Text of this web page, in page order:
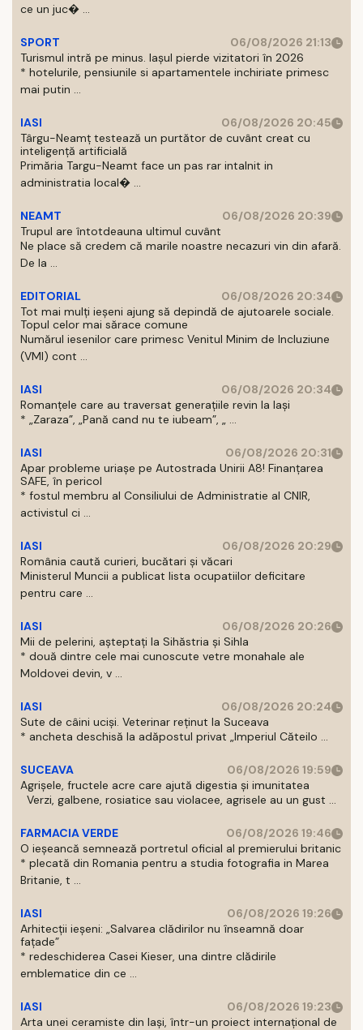
ce un juc� ...
SPORT
06/08/2026 21:13
Turismul intră pe minus. Iașul pierde vizitatori în 2026
* hotelurile, pensiunile si apartamentele inchiriate primesc
mai putin ...
IASI
06/08/2026 20:45
Târgu-Neamț testează un purtător de cuvânt creat cu
inteligență artificială
Primăria Targu-Neamt face un pas rar intalnit in
administratia local� ...
NEAMT
06/08/2026 20:39
Trupul are întotdeauna ultimul cuvânt
Ne place să credem că marile noastre necazuri vin din afară.
De la ...
EDITORIAL
06/08/2026 20:34
Tot mai mulți ieșeni ajung să depindă de ajutoarele sociale.
Topul celor mai sărace comune
Numărul iesenilor care primesc Venitul Minim de Incluziune
(VMI) cont ...
IASI
06/08/2026 20:34
Romanțele care au traversat generațiile revin la Iași
* „Zaraza”, „Pană cand nu te iubeam”, „ ...
IASI
06/08/2026 20:31
Apar probleme uriașe pe Autostrada Unirii A8! Finanțarea
SAFE, în pericol
* fostul membru al Consiliului de Administratie al CNIR,
activistul ci ...
IASI
06/08/2026 20:29
România caută curieri, bucătari și văcari
Ministerul Muncii a publicat lista ocupatiilor deficitare
pentru care ...
IASI
06/08/2026 20:26
Mii de pelerini, așteptați la Sihăstria și Sihla
* două dintre cele mai cunoscute vetre monahale ale
Moldovei devin, v ...
IASI
06/08/2026 20:24
Sute de câini uciși. Veterinar reținut la Suceava
* ancheta deschisă la adăpostul privat „Imperiul Căteilo ...
SUCEAVA
06/08/2026 19:59
Agrișele, fructele acre care ajută digestia și imunitatea
Verzi, galbene, rosiatice sau violacee, agrisele au un gust ...
FARMACIA VERDE
06/08/2026 19:46
O ieșeancă semnează portretul oficial al premierului britanic
* plecată din Romania pentru a studia fotografia in Marea
Britanie, t ...
IASI
06/08/2026 19:26
Arhitecții ieșeni: „Salvarea clădirilor nu înseamnă doar
fațade”
* redeschiderea Casei Kieser, una dintre clădirile
emblematice din ce ...
IASI
06/08/2026 19:23
Arta unei ceramiste din Iași, într-un proiect internațional de